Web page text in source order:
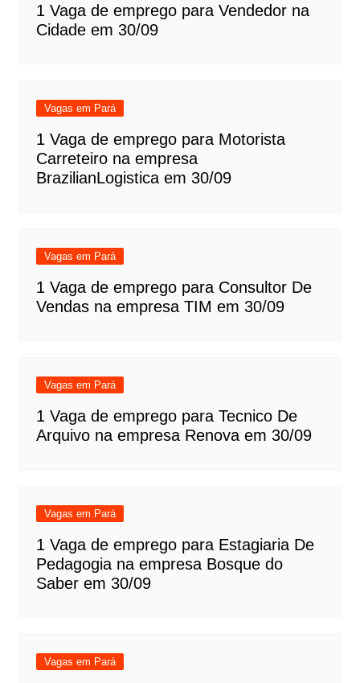
1 Vaga de emprego para Vendedor na
Cidade em 30/09
Vagas em Pará
1 Vaga de emprego para Motorista
Carreteiro na empresa
BrazilianLogistica em 30/09
Vagas em Pará
1 Vaga de emprego para Consultor De
Vendas na empresa TIM em 30/09
Vagas em Pará
1 Vaga de emprego para Tecnico De
Arquivo na empresa Renova em 30/09
Vagas em Pará
1 Vaga de emprego para Estagiaria De
Pedagogia na empresa Bosque do
Saber em 30/09
Vagas em Pará